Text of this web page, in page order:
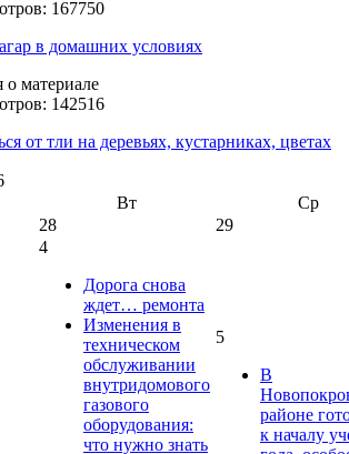
167750
в домашних условиях
материале
142516
от тли на деревьях, кустарниках, цветах
Вт
Ср
28 29
4
Дорога снова
ждет… ремонта
Изменения в
техническом
обслуживании
внутридомового
газового
оборудования:
что нужно знать
5
В
районе
к началу